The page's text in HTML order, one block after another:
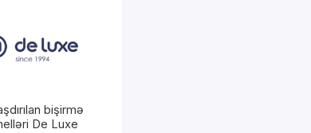
bişirmə
De Luxe